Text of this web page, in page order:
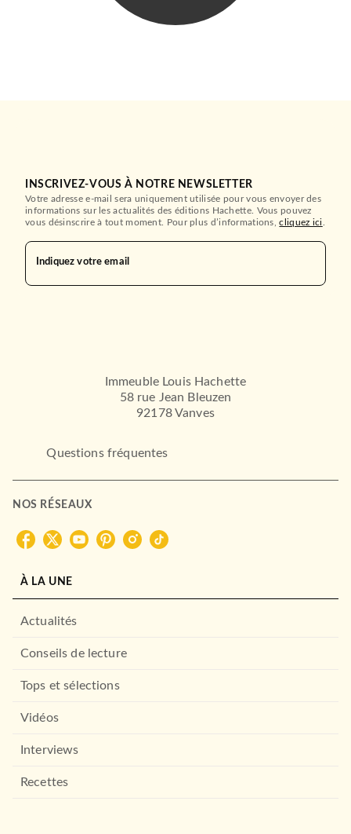
HACHETTE PRATIQUE
INSCRIVEZ-VOUS À NOTRE NEWSLETTER
Votre adresse e-mail sera uniquement utilisée pour vous envoyer des
informations sur les actualités des éditions Hachette. Vous pouvez
vous désinscrire à tout moment. Pour plus d’informations,cliquez ici
Indiquez votre email
Immeuble Louis Hachette
58 rue Jean Bleuzen
92178 Vanves
Questions fréquentes
NOS RÉSEAUX
À LA UNE
Actualités
Conseils de lecture
Tops et sélections
Vidéos
Interviews
Recettes